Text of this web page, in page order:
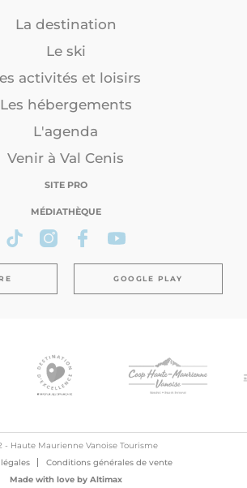
La destination
Le ski
activités et loisirs
Les hébergements
L'agenda
Venir à Val Cenis
SITE PRO
MÉDIATHÈQUE
GOOGLE PLAY
- Haute Maurienne Vanoise Tourisme
Conditions générales de vente
Made with love by Altimax